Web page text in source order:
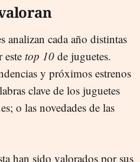
analizan cada año distintas
estetop 10 de juguetes.
y próximos estrenos
clave de los juguetes
o las novedades de las
han sido valorados por sus